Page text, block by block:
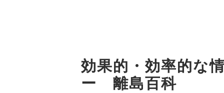
効果的・効率的な
ー 離島百科